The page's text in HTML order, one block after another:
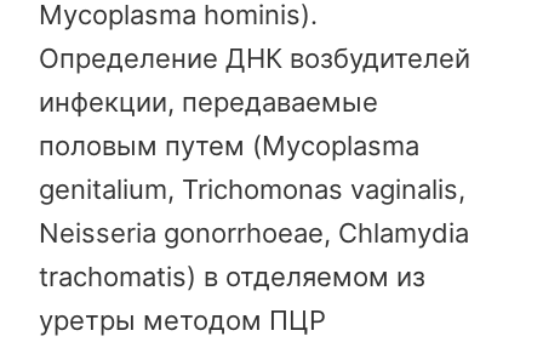
Mycoplasma hominis).
Определение ДНК возбудителей
инфекции, передаваемые
половым путем (Mycoplasma
genitalium, Trichomonas vaginalis,
Neisseria gonorrhoeae, Chlamydia
trachomatis) в отделяемом из
уретры методом ПЦР